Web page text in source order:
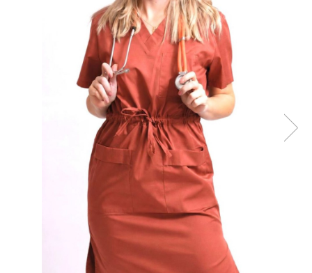
Halate medicale femei
Halate medicale barbati
Halate medicale P2 cu fluturas
Halate medicale cu nasturi
Halate medicale cu fermoar
Halate medicale polar - unisex
Halate medicale albe
Sarafane medicale